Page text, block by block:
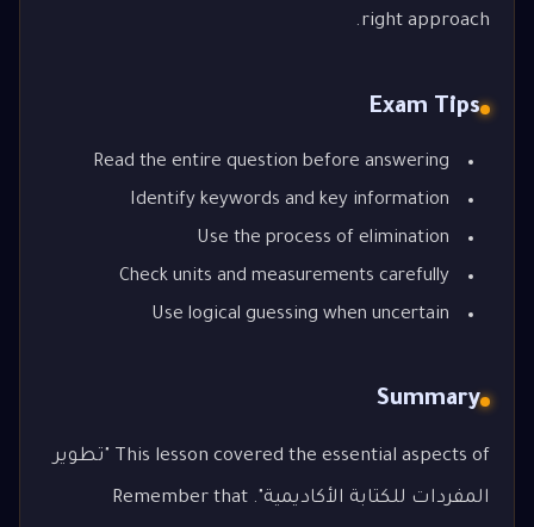
right approach.
Exam Tips
Read the entire question before answering
Identify keywords and key information
Use the process of elimination
Check units and measurements carefully
Use logical guessing when uncertain
Summary
This lesson covered the essential aspects of "تطوير
المفردات للكتابة الأكاديمية". Remember that